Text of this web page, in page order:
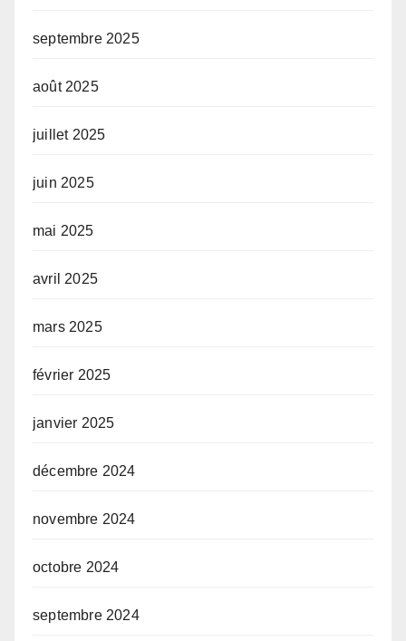
septembre 2025
août 2025
juillet 2025
juin 2025
mai 2025
avril 2025
mars 2025
février 2025
janvier 2025
décembre 2024
novembre 2024
octobre 2024
septembre 2024